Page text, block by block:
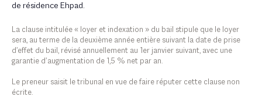
de résidence Ehpad.
La clause intitulée « loyer et indexation » du bail stipule que le loyer
sera, au terme de la deuxième année entière suivant la date de prise
d’effet du bail, révisé annuellement au 1er janvier suivant, avec une
garantie d’augmentation de 1,5 % net par an.
Le preneur saisit le tribunal en vue de faire réputer cette clause non
écrite.